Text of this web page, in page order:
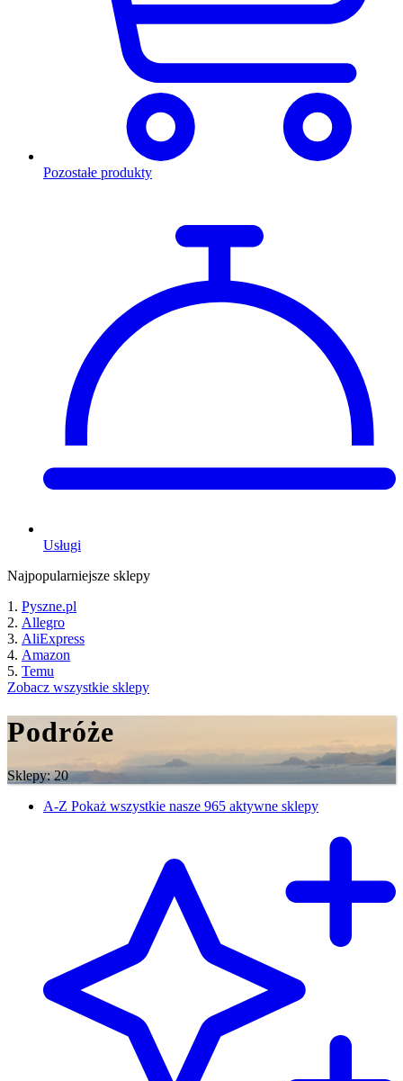
Pozostałe produkty
Usługi
Najpopularniejsze sklepy
Pyszne.pl
Allegro
AliExpress
Amazon
Temu
Zobacz wszystkie sklepy
Podróże
Sklepy: 20
A-Z Pokaż wszystkie nasze 965 aktywne sklepy